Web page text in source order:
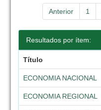
Anterior 1
Resultados por ítem:
Título
ECONOMIA NACIONAL
ECONOMIA REGIONAL